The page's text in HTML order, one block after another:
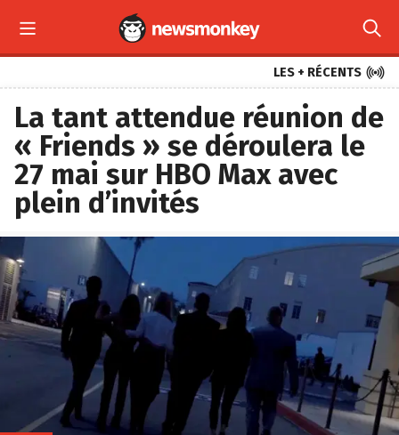
 
LES + RÉCENTS 
La tant attendue réunion de
« Friends » se déroulera le
27 mai sur HBO Max avec
plein d’invités